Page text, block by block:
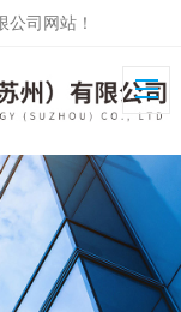
司网站！